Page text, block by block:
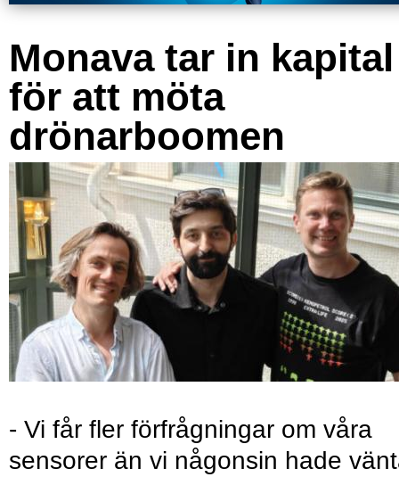
Monava tar in kapital
för att möta
drönarboomen
- Vi får fler förfrågningar om våra
sensorer än vi någonsin hade